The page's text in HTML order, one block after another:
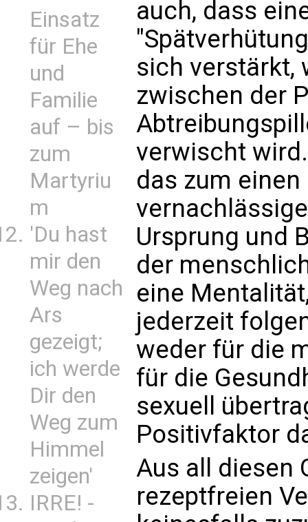
Einsatz
für Ehe
und
Familie
auf – bis
zum
Martyriu
m
'Du hast
mir den
Weg nach
Ars
gezeigt;
ich werde
Dir den
Weg zum
Himmel
zeigen'
IRRE! -
auch, dass
sich verstärkt,
zwischen der
verwischt
das zum
Ursprung und
der
eine
jederzeit
weder für die
für die
sexuell
Positivfaktor
Aus all diesen
rezeptfreien